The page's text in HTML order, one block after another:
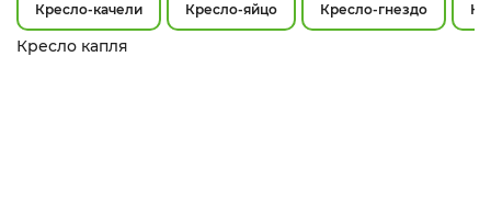
Кресло-качели Кресло-яйцо Кресло-гнездо
Кресло капля